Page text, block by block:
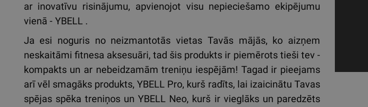
ar inovatīvu risinājumu, apvienojot visu nepieciešamo ekipējumu
vienā - YBELL .
Ja esi noguris no neizmantotās vietas Tavās mājās, ko aizņem
neskaitāmi fitnesa aksesuāri, tad šis produkts ir piemērots tieši tev -
kompakts un ar nebeidzamām treniņu iespējām! Tagad ir pieejams
arī vēl smagāks produkts, YBELL Pro, kurš radīts, lai izaicinātu Tavas
spējas spēka treniņos un YBELL Neo, kurš ir vieglāks un paredzēts